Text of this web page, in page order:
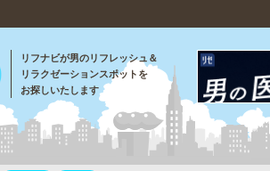
リフナビが男のリフレッシュ＆
リラクゼーションスポットを
お探しいたします